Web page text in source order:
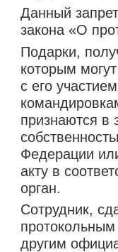
Данный
закона «О
Подарки,
которым
с его
признаются в
Федерации
акту в
орган.
Сотрудник,
другим